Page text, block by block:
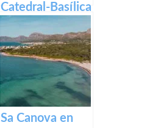
Catedral-Basílica
de Santa María
en Mallorca.
Sa Canova en